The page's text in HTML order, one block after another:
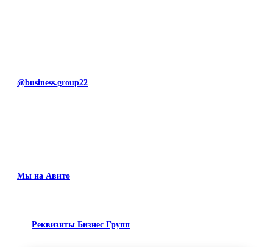
@business.group22
Мы на Авито
Реквизиты Бизнес Групп